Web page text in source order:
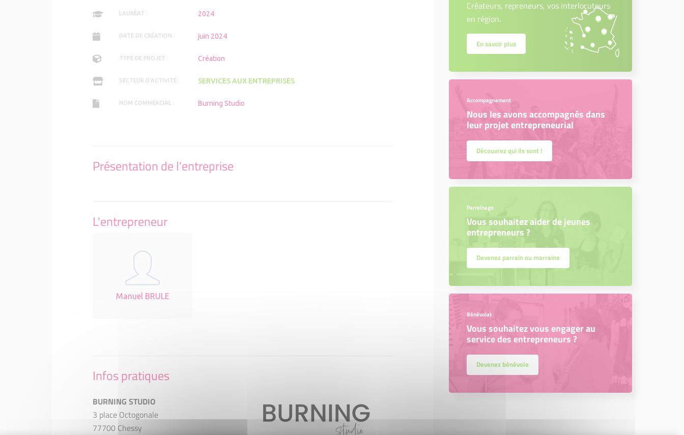
LAURÉAT : 2024
DATE DE CRÉATION : juin 2024
TYPE DE PROJET : Création
SECTEUR D'ACTIVITÉ : SERVICES AUX ENTREPRISES
NOM COMMERCIAL : Burning Studio
Présentation de l'entreprise
L'entrepreneur
Manuel BRULE
Infos pratiques
BURNING STUDIO
3 place Octogonale
77700 Chessy
Créateurs, repreneurs, vos interlocuteurs
en région.
En savoir plus
Accompagnement
Nous les avons accompagnés dans
leur projet entrepreneurial
Découvrez qui ils sont !
Parrainage
Vous souhaitez aider de jeunes
entrepreneurs ?
Devenez parrain ou marraine
Bénévolat
Vous souhaitez vous engager au
service des entrepreneurs ?
Devenez bénévole